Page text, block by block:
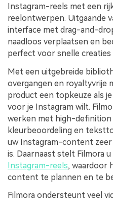
Instagram-reels met een
reelontwerpen. Uitgaande
interface met drag-and-
naadloos verplaatsen en
perfect voor snelle creaties
Met een uitgebreide
overgangen en royaltyvrije
product een topkeuze als
voor je Instagram wilt.
werken met high-definition
kleurbeoordeling en
uw Instagram-content
is. Daarnaast stelt Filmora
Instagram-reels, waardoor
content te plannen en te
Filmora ondersteunt veel